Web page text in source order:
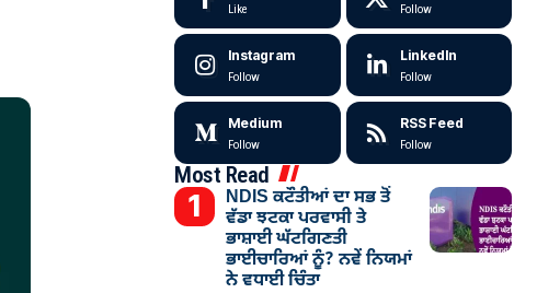
Like Follow
Instagram
Follow
LinkedIn
Follow
Medium
Follow
RSS Feed
Follow
Most Read
NDIS ਕਟੌਤੀਆਂ ਦਾ ਸਭ ਤੋਂ
ਵੱਡਾ ਝਟਕਾ ਪਰਵਾਸੀ ਤੇ
ਭਾਸ਼ਾਈ ਘੱਟਗਿਣਤੀ
ਭਾਈਚਾਰਿਆਂ ਨੂੰ? ਨਵੇਂ ਨਿਯਮਾਂ
ਨੇ ਵਧਾਈ ਚਿੰਤਾ